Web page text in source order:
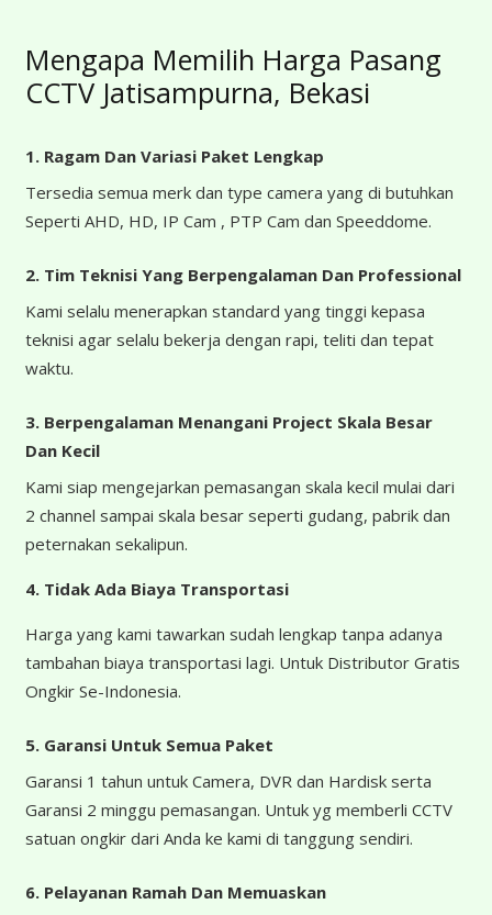
Mengapa Memilih Harga Pasang
CCTV Jatisampurna, Bekasi
1. Ragam Dan Variasi Paket Lengkap
Tersedia semua merk dan type camera yang di butuhkan
Seperti AHD, HD, IP Cam , PTP Cam dan Speeddome.
2. Tim Teknisi Yang Berpengalaman Dan Professional
Kami selalu menerapkan standard yang tinggi kepasa
teknisi agar selalu bekerja dengan rapi, teliti dan tepat
waktu.
3. Berpengalaman Menangani Project Skala Besar
Dan Kecil
Kami siap mengejarkan pemasangan skala kecil mulai dari
2 channel sampai skala besar seperti gudang, pabrik dan
peternakan sekalipun.
4. Tidak Ada Biaya Transportasi
Harga yang kami tawarkan sudah lengkap tanpa adanya
tambahan biaya transportasi lagi. Untuk Distributor Gratis
Ongkir Se-Indonesia.
5. Garansi Untuk Semua Paket
Garansi 1 tahun untuk Camera, DVR dan Hardisk serta
Garansi 2 minggu pemasangan. Untuk yg memberli CCTV
satuan ongkir dari Anda ke kami di tanggung sendiri.
6. Pelayanan Ramah Dan Memuaskan